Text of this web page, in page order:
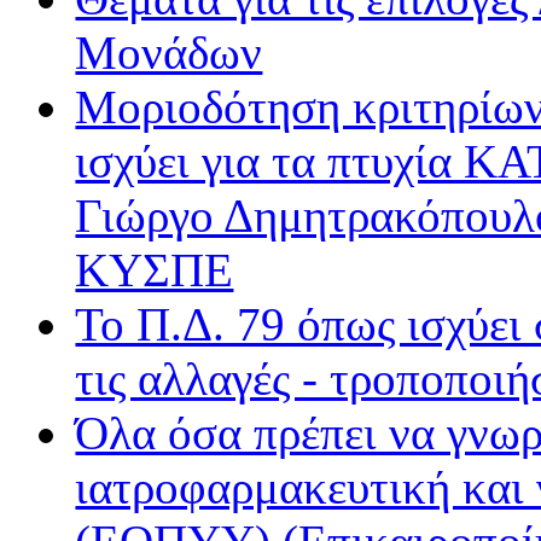
Δίφωνο
Δρόμος FM
Ε.ΡΑ. Δεύτερο
Ε.ΡΑ. Σπορ
Ε.ΡΑ. Τρίτο
Εν Λευκώ
Μινόρε FM
ΝΕΤ
Ράδιο Άστυ
Ρυθμός
Μονάδων
Μοριοδότηση
ισχύει για τα πτυχία
Γιώργο
ΚΥΣΠΕ
Το Π.Δ. 79 όπως ισχύει
τις αλλαγές -
Όλα όσα πρέπει να
ιατροφαρμακευτική